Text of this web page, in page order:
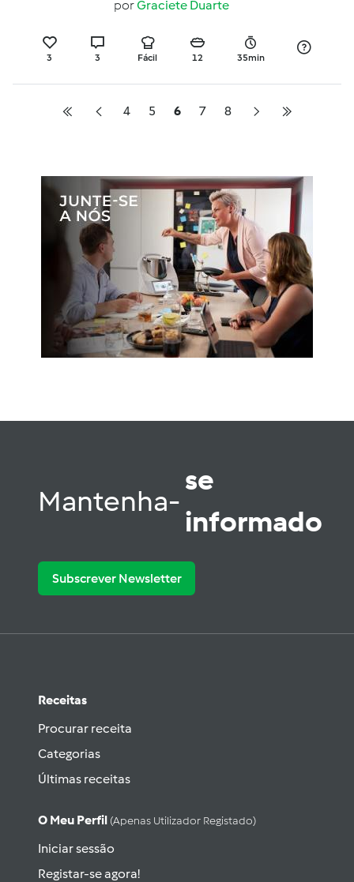
condensado
porGraciete Duarte
3 3 Fácil 12 35min
4 5 6 7 8
Mantenha-
se
informado
Subscrever Newsletter
Receitas
Procurar receita
Categorias
Últimas receitas
O Meu Perfil (apenas Utilizador Registado)
Iniciar sessão
Registar-se agora!